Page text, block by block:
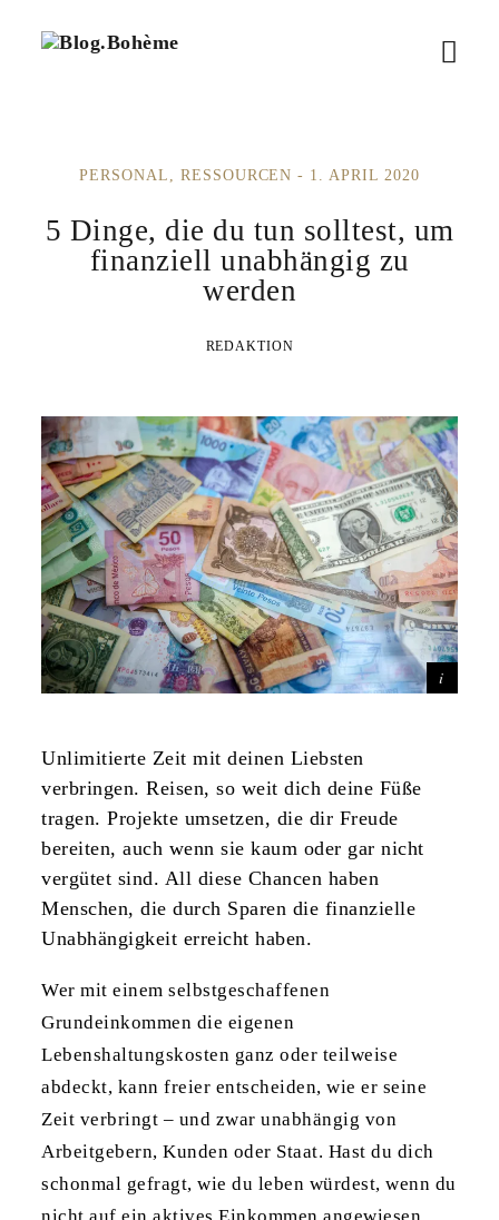
B
è
M
ö
e
n
PERSONAL RESSOURCEN 1. APRIL 2020
5 Dinge, die du tun solltest, um
finanziell unabhängig zu
werden
REDAKTION
Unlimitierte Zeit mit deinen Liebsten
verbringen. Reisen, so weit dich deine Füße
tragen. Projekte umsetzen, die dir Freude
bereiten, auch wenn sie kaum oder gar nicht
vergütet sind. All diese Chancen haben
Menschen, die durch Sparen die finanzielle
Unabhängigkeit erreicht haben.
Wer mit einem selbstgeschaffenen
Grundeinkommen die eigenen
Lebenshaltungskosten ganz oder teilweise
abdeckt, kann freier entscheiden, wie er seine
Zeit verbringt – und zwar unabhängig von
Arbeitgebern, Kunden oder Staat. Hast du dich
schonmal gefragt, wie du leben würdest, wenn du